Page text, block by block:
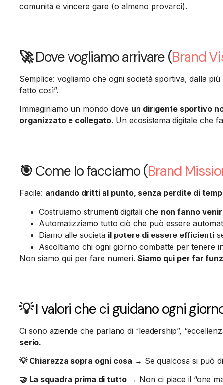
comunità e vincere gare (o almeno provarci).
🚀Dove vogliamo arrivare (Brand
Semplice: vogliamo che ogni società sportiva, dalla
fatto così”.
Immaginiamo un mondo dove un dirigente sportivo
organizzato e collegato. Un ecosistema digitale che
🎯 Come lo facciamo (Brand
Facile: andando dritti al punto, senza perdite di
Costruiamo strumenti digitali che non fanno
Automatizziamo tutto ciò che può essere
Diamo alle società il potere di essere efficienti
Ascoltiamo chi ogni giorno combatte per tenere
Non siamo qui per fare numeri. Siamo qui per far
💡I valori che ci guidano ogni
Ci sono aziende che parlano di “leadership”,
serio.
💡 Chiarezza sopra ogni cosa → Se qualcosa si può
🤝 La squadra prima di tutto → Non ci piace il “one